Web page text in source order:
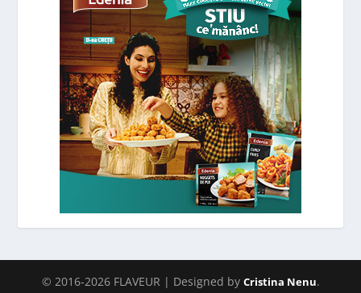
© 2016-2026 FLAVEUR | Designed by Cristina Nenu.